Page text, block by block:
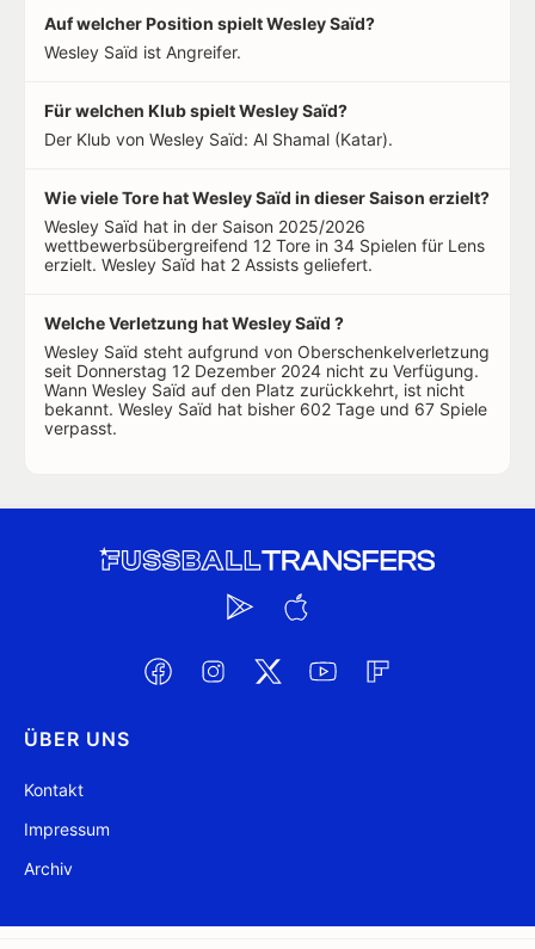
Auf welcher Position spielt Wesley Saïd?
Wesley Saïd ist Angreifer.
Für welchen Klub spielt Wesley Saïd?
Der Klub von Wesley Saïd: Al Shamal (Katar).
Wie viele Tore hat Wesley Saïd in dieser Saison erzielt?
Wesley Saïd hat in der Saison 2025/2026
wettbewerbsübergreifend 12 Tore in 34 Spielen für Lens
erzielt. Wesley Saïd hat 2 Assists geliefert.
Welche Verletzung hat Wesley Saïd ?
Wesley Saïd steht aufgrund von Oberschenkelverletzung
seit Donnerstag 12 Dezember 2024 nicht zu Verfügung.
Wann Wesley Saïd auf den Platz zurückkehrt, ist nicht
bekannt. Wesley Saïd hat bisher 602 Tage und 67 Spiele
verpasst.
ÜBER UNS
Kontakt
Impressum
Archiv